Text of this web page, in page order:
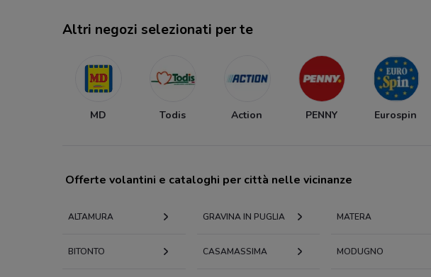
Altri negozi selezionati per te
MD Todis Action PENNY Eurospin
Offerte volantini e cataloghi per città nelle vicinanze
ALTAMURA GRAVINA IN PUGLIA MATERA
BITONTO CASAMASSIMA MODUGNO